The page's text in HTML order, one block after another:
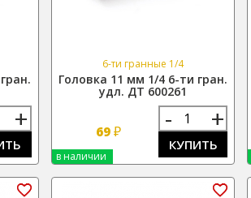
+
6-ти гранные 1/4
Головка 11 мм 1/4 6-ти гран.
удл. ДТ 600261
69 ₽ - +
КУПИТЬ
в наличии